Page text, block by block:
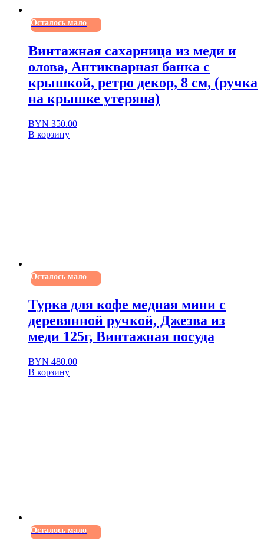
Осталось мало
Винтажная сахарница из меди и
олова, Антикварная банка с
крышкой, ретро декор, 8 см, (ручка
на крышке утеряна)
BYN 350.00
В корзину
Осталось мало
Турка для кофе медная мини с
деревянной ручкой, Джезва из
меди 125г, Винтажная посуда
BYN 480.00
В корзину
Осталось мало